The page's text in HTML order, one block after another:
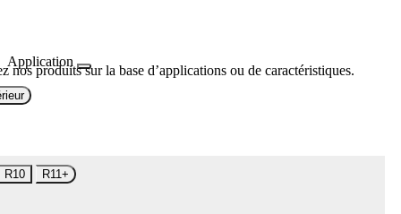
Application
nos produits sur la base d’applications ou de caractéristiques.
R10 R11+